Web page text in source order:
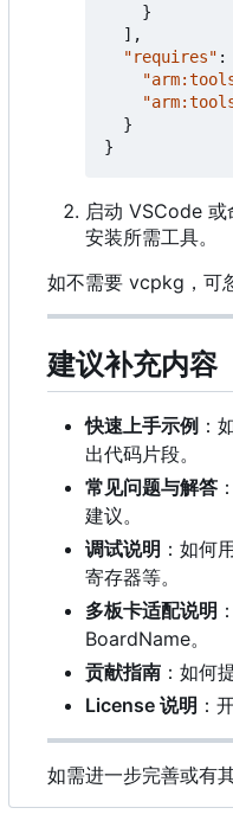
}
],
"requires" :
}
}
启动 VSCode
安装所需工具。
如不需要 vcpkg，可
建议补充内容
快速上手示例 ：
出代码片段。
常见问题与解答
建议。
调试说明 ：如何
寄存器等。
多板卡适配说明
BoardName。
贡献指南 ：如何
License 说明 ：
如需进一步完善或有